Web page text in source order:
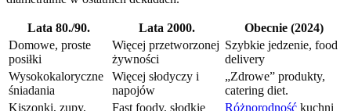
Lata 80./90. Lata 2000.
Obecnie (2024)
Domowe, proste
posiłki
Więcej przetworzonej
żywności
Szybkie jedzenie, food
delivery
Wysokokaloryczne
śniadania
Więcej słodyczy i
napojów
„Zdrowe” produkty,
catering diet.
Kiszonki, zupy,
Fast foody, słodkie
Różnorodność kuchni